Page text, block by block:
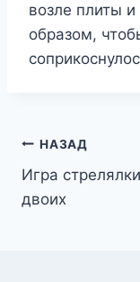
возле плиты и
образом,
Навигация
по
НАЗАД
Игра
двоих